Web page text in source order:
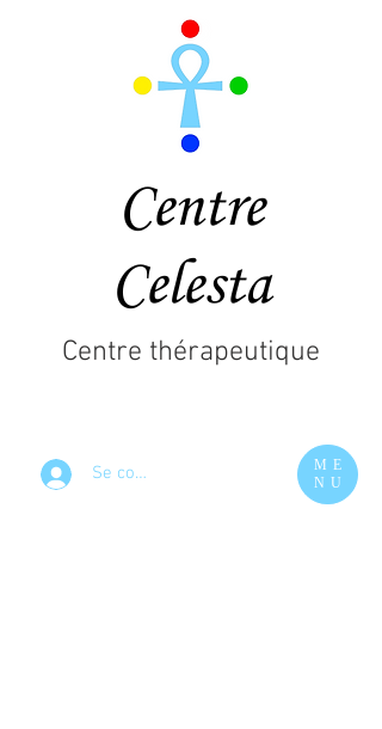
Centre
Celesta
Se connecter
ME
NU
Centre thérapeutique